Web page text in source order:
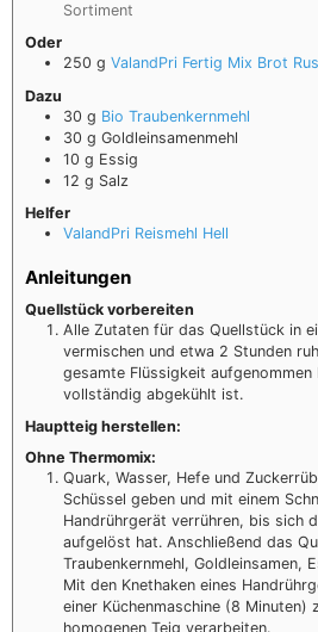
Sortiment
Oder
250 g ValandPri Fertig Mix Brot
Dazu
30 g Bio Traubenkernmehl
30 g Goldleinsamenmehl
10 g Essig
12 g Salz
Helfer
ValandPri Reismehl Hell
Anleitungen
Quellstück vorbereiten
Alle Zutaten für das Quellstück in
vermischen und etwa 2 Stunden
gesamte Flüssigkeit aufgenommen
vollständig abgekühlt ist.
Hauptteig herstellen:
Ohne Thermomix:
Quark, Wasser, Hefe und
Schüssel geben und mit einem
Handrührgerät verrühren, bis sich
aufgelöst hat. Anschließend das
Traubenkernmehl, Goldleinsamen,
Mit den Knethaken eines
einer Küchenmaschine (8 Minuten)
homogenen Teig verarbeiten.